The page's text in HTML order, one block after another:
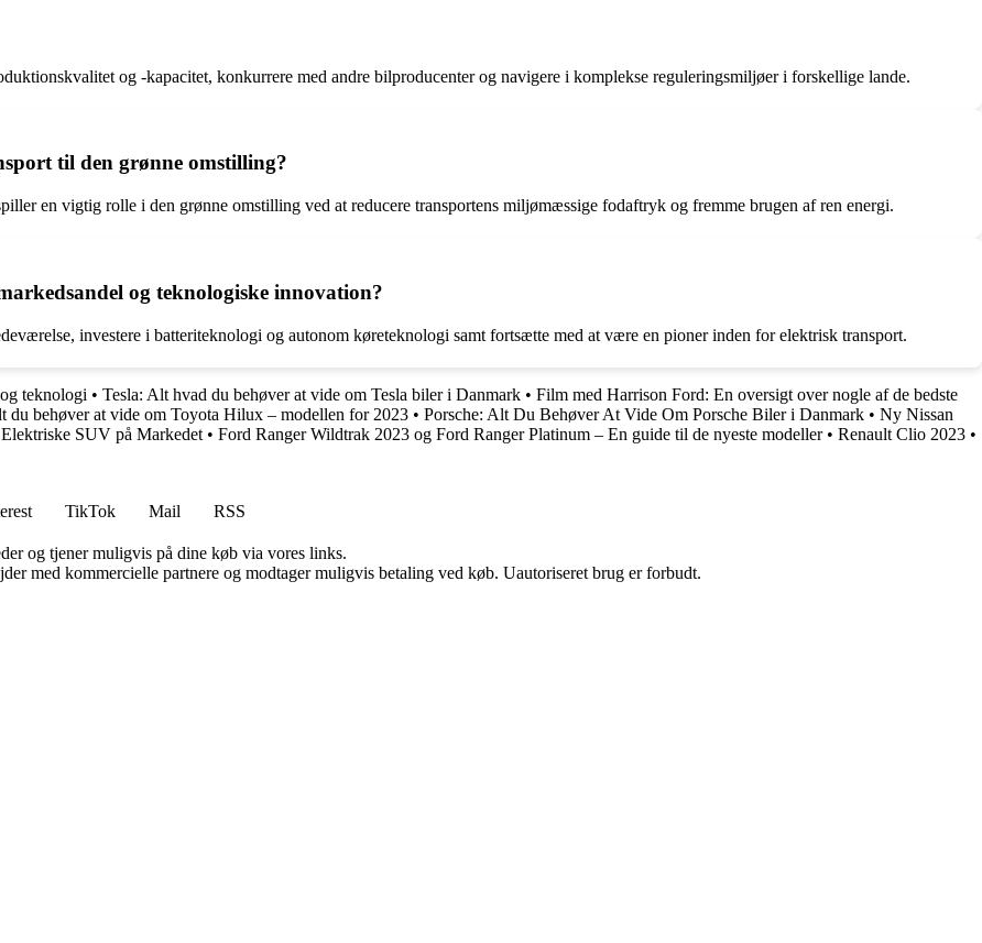
og -kapacitet, konkurrere med andre bilproducenter og navigere i komplekse reguleringsmiljøer i forskellige lande.
til den grønne omstilling?
en vigtig rolle i den grønne omstilling ved at reducere transportens miljømæssige fodaftryk og fremme brugen af ​​ren energi.
og teknologiske innovation?
investere i batteriteknologi og autonom køreteknologi samt fortsætte med at være en pioner inden for elektrisk transport.
teknologi • Tesla: Alt hvad du behøver at vide om Tesla biler i Danmark • Film med Harrison Ford: En oversigt over nogle af de bedste
du behøver at vide om Toyota Hilux – modellen for 2023 • Porsche: Alt Du Behøver At Vide Om Porsche Biler i Danmark • Ny Nissan
SUV på Markedet • Ford Ranger Wildtrak 2023 og Ford Ranger Platinum – En guide til de nyeste modeller• Renault Clio 2023 •
TikTok Mail
RSS
og tjener muligvis på dine køb via vores links.
med kommercielle partnere og modtager muligvis betaling ved køb. Uautoriseret brug er forbudt.